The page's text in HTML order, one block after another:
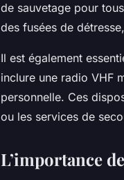
de sauvetage pour
des fusées de
Il est également
inclure une radio VHF
personnelle. Ces
ou les services de
L’importance